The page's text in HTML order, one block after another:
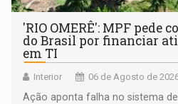
'RIO OMERÊ': MPF pede
do Brasil por financiar
em TI
Interior 06 de Agosto de
Ação aponta falha no sistema